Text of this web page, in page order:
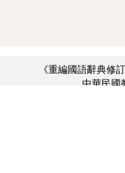
《重編國語辭典修
中華民國